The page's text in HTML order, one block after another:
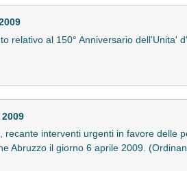
relativo al 150° Anniversario dell'Unita'
2009
interventi urgenti in favore delle
Abruzzo il giorno 6 aprile 2009.